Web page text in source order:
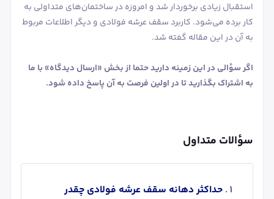
استقبال زیادی برخوردار شد و امروزه در ساختمان‌های متداولی به
کار برده می‌شود. کاربرد سقف عرشه فولادی و دیگر اطلاعات مربوط
به آن در این مقاله گفته شد.
اگر سؤالی در این زمینه دارید حتما از بخش «ارسال دیدگاه» با ما
به اشتراک بگذارید تا در اولین فرصت به آن پاسخ داده شود.
سؤالات متداول
حداکثر دهانه سقف عرشه فولادی چقدر